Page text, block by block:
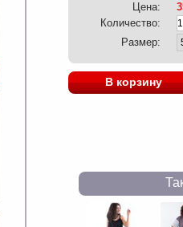
Цена:
Количество:
Размер:
В корзину